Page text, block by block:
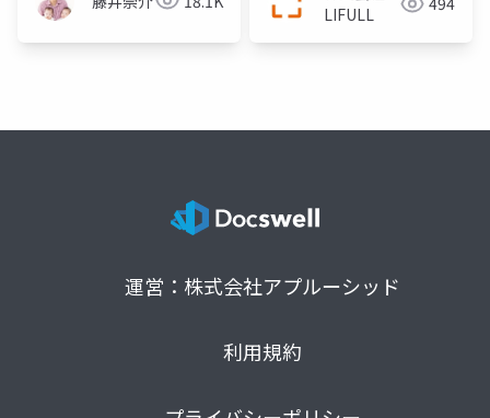
LIFULL
運営：株式会社アプルーシッド
利用規約